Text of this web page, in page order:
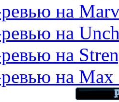
на
на
на
на Max